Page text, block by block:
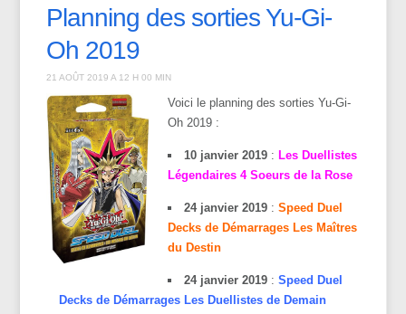
Planning des sorties Yu-Gi-
Oh 2019
21 AOÛT 2019 A 12 H 00 MIN
Voici le planning des sorties Yu-Gi-
Oh 2019 :
10 janvier 2019: Les Duellistes
Légendaires 4 Soeurs de la Rose
24 janvier 2019 : Speed Duel
Decks de Démarrages Les Maîtres
du Destin
24 janvier 2019 : Speed Duel
Decks de Démarrages Les Duellistes de Demain